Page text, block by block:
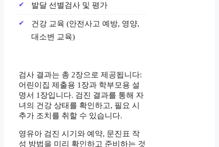
발달 선별검사 및 평가
건강 교육 (안전사고 예방, 영양,
대소변 교육)
검사 결과는 총 2장으로 제공됩니다:
어린이집 제출용 1장과 학부모용 설
명서 1장입니다. 검진 결과를 통해 자
녀의 건강 상태를 확인하고, 필요 시
추가 조치를 취할 수 있습니다.
영유아 검진 시기와 예약, 문진표 작
성 방법을 미리 확인하고 준비하는 것